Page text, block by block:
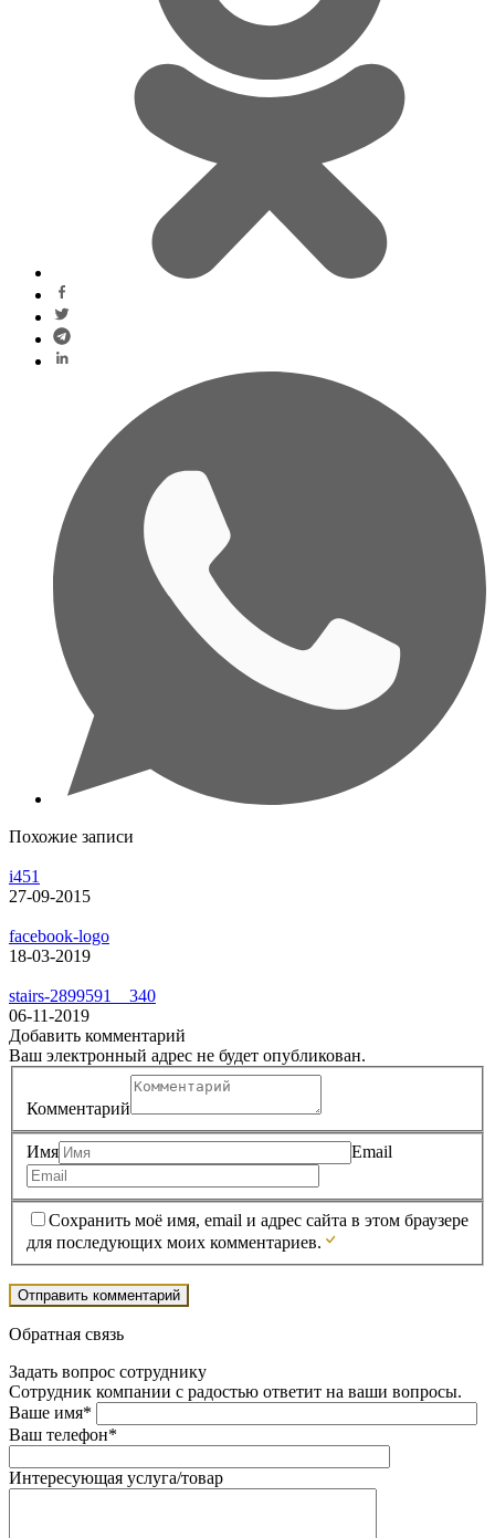
Похожие записи
i451
27-09-2015
facebook-logo
18-03-2019
stairs-2899591__340
06-11-2019
Добавить комментарий
Ваш электронный адрес не будет опубликован.
Комментарий
Имя Email
Сохранить моё имя, email и адрес сайта в этом браузере
для последующих моих комментариев.
Обратная связь
Задать вопрос сотруднику
Сотрудник компании с радостью ответит на ваши вопросы.
Ваше имя*
Ваш телефон*
Интересующая услуга/товар